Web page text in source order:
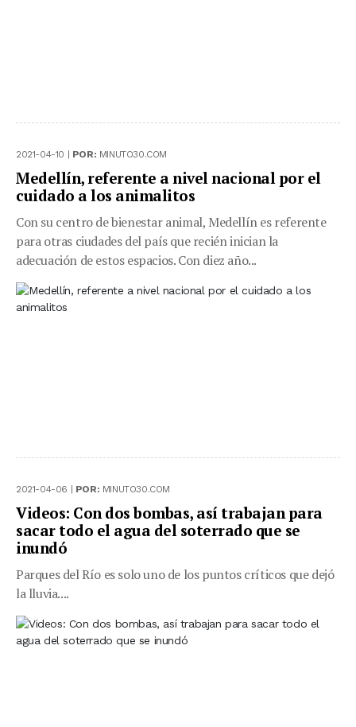
2021-04-10 | POR: MINUTO30.COM
Medellín, referente a nivel nacional por el
cuidado a los animalitos
Con su centro de bienestar animal, Medellín es referente
para otras ciudades del país que recién inician la
adecuación de estos espacios. Con diez año...
2021-04-06 | POR: MINUTO30.COM
Videos: Con dos bombas, así trabajan para
sacar todo el agua del soterrado que se
inundó
Parques del Río es solo uno de los puntos críticos que dejó
la lluvia....